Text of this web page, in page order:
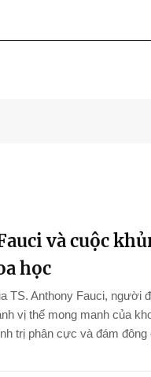
và cuộc
học
TS. Anthony Fauci, người
vị thế mong manh của
trị phân cực và đám đông